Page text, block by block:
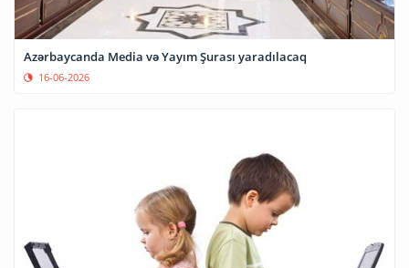
Azərbaycanda Media və Yayım Şurası yaradılacaq
16-06-2026